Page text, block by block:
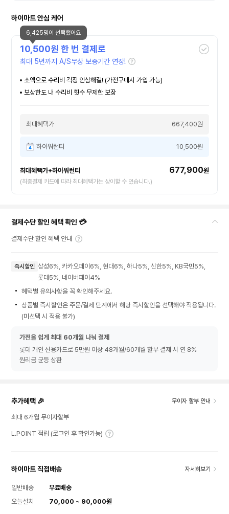
하이마트 안심 케어
10,500원 한 번 결제로
최대 5년까지 A/S무상 보증기간 연장!
소액으로 수리비 걱정 안심해결! (가전구매시 가입 가능)
보상한도 내 수리비 횟수 무제한 보장
최대혜택가 667,400원
하이워런티 10,500원
최대혜택가+하이워런티 677,900원
(최종결제 카드에 따라 최대혜택가는 상이할 수 있습니다.)
6,425명이 선택했어요
결제수단 할인 혜택 확인 💳
결제수단 할인 혜택 안내
즉시할인 삼성6%, 카카오페이6%, 현대6%, 하나5%, 신한5%, KB국민5%,
롯데5%, 네이버페이4%
혜택별 유의사항을 꼭 확인해주세요.
상품별 즉시할인은 주문/결제 단계에서 해당 즉시할인을 선택해야 적용됩니다.
(미선택 시 적용 불가)
가전을 쉽게 최대 60개월 나눠 결제
롯데 개인 신용카드로 5만원 이상 48개월/60개월 할부 결제 시 연 8%
원리금 균등 상환
추가혜택 🎉 무이자 할부 안내
최대 6개월 무이자할부
L.POINT 적립 (로그인 후 확인가능)
하이마트 직접배송 자세히보기
일반배송
무료배송
오늘설치
70,000 ~ 90,000원